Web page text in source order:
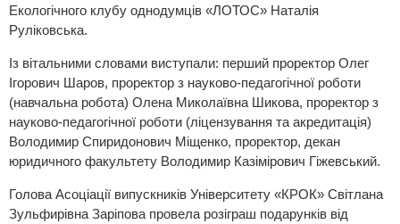
Екологічного клубу однодумців «ЛОТОС» Наталія
Руліковська.
Із вітальними словами виступали: перший проректор Олег
Ігорович Шаров, проректор з науково-педагогічної роботи
(навчальна робота) Олена Миколаївна Шикова, проректор з
науково-педагогічної роботи (ліцензування та акредитація)
Володимир Спиридонович Міщенко, проректор, декан
юридичного факультету Володимир Казімірович Гіжевський.
Голова Асоціації випускників Університету «КРОК» Світлана
Зульфирівна Заріпова провела розіграш подарунків від